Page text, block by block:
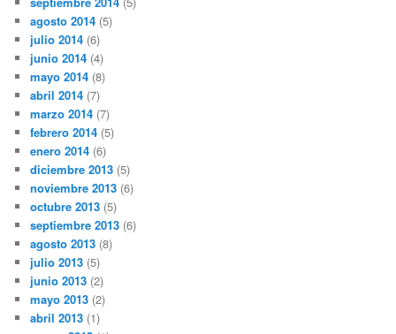
agosto 2014 (5)
julio 2014 (6)
junio 2014 (4)
mayo 2014 (8)
abril 2014 (7)
marzo 2014 (7)
febrero 2014 (5)
enero 2014 (6)
diciembre 2013 (5)
noviembre 2013 (6)
octubre 2013 (5)
septiembre 2013 (6)
agosto 2013 (8)
julio 2013 (5)
junio 2013 (2)
mayo 2013 (2)
abril 2013 (1)